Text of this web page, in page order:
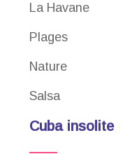
La Havane
Plages
Nature
Salsa
Cuba insolite